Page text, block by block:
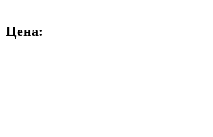
Цена: